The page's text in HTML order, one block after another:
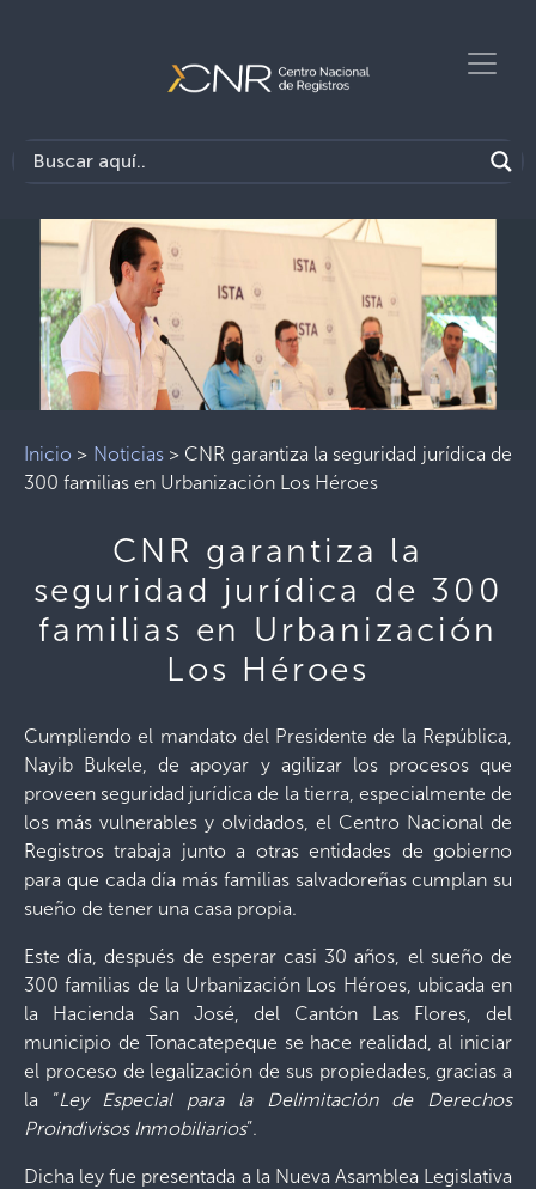
Inicio > Noticias> CNR garantiza la seguridad jurídica de
300 familias en Urbanización Los Héroes
CNR garantiza la
seguridad jurídica de 300
familias en Urbanización
Los Héroes
Cumpliendo el mandato del Presidente de la República,
Nayib Bukele, de apoyar y agilizar los procesos que
proveen seguridad jurídica de la tierra, especialmente de
los más vulnerables y olvidados, el Centro Nacional de
Registros trabaja junto a otras entidades de gobierno
para que cada día más familias salvadoreñas cumplan su
sueño de tener una casa propia.
Este día, después de esperar casi 30 años, el sueño de
300 familias de la Urbanización Los Héroes, ubicada en
la Hacienda San José, del Cantón Las Flores, del
municipio de Tonacatepeque se hace realidad, al iniciar
el proceso de legalización de sus propiedades, gracias a
la “Ley Especial para la Delimitación de Derechos
Proindivisos Inmobiliarios”.
Dicha ley fue presentada a la Nueva Asamblea Legislativa